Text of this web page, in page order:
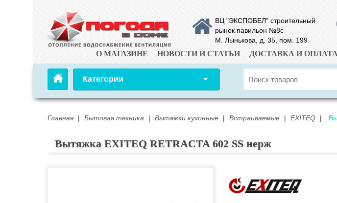
ВЦ "ЭКСПОБЕЛ" строительный
рынок павильон №8с
М. Лынькова, д. 35, пом. 199
О МАГАЗИНЕ НОВОСТИ И СТАТЬИ ДОСТАВКА И ОПЛАТА
Категории
Главная | Бытовая техника | Вытяжки кухонные | Встраиваемые | EXITEQ |
Вытяжка EXITEQ RETRACTA 602 SS нерж